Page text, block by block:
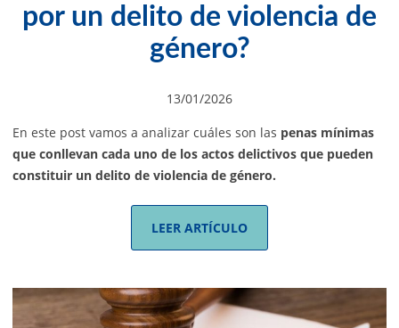
por un delito de violencia de
género?
13/01/2026
En este post vamos a analizar cuáles son las penas mínimas
que conllevan cada uno de los actos delictivos que pueden
constituir un delito de violencia de género.
LEER ARTÍCULO